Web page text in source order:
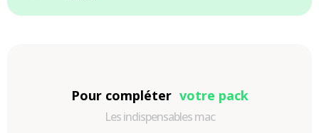
Pour compléter votre pack
Les indispensables mac